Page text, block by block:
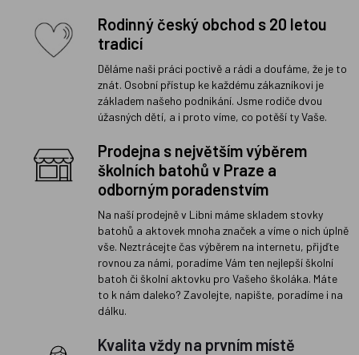
Rodinný český obchod s 20 letou
tradicí
Děláme naši práci poctivě a rádi a doufáme, že je to
znát. Osobní přístup ke každému zákazníkovi je
základem našeho podnikání. Jsme rodiče dvou
úžasných dětí, a i proto víme, co potěší ty Vaše.
Prodejna s největším výběrem
školních batohů v Praze a
odborným poradenstvím
Na naší prodejně v Libni máme skladem stovky
batohů a aktovek mnoha značek a víme o nich úplně
vše. Neztrácejte čas výběrem na internetu, přijďte
rovnou za námi, poradíme Vám ten nejlepší školní
batoh či školní aktovku pro Vašeho školáka. Máte
to k nám daleko? Zavolejte, napište, poradíme i na
dálku.
Kvalita vždy na prvním místě